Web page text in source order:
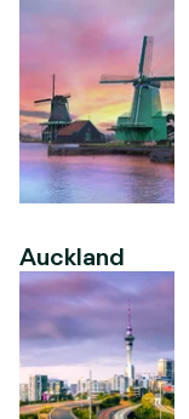
Auckland